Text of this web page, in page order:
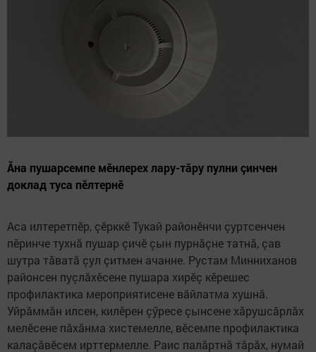
Ăна пушарсемпе мӗнлерех лару-тăру пулни çинчен
доклад туса пӗлтернӗ
Аса илтеретпӗр, çӗрккӗ Тукай районӗнчи çуртсенчен
пӗринче тухнă пушар çичӗ çын пурнăçне татнă, çав
шутра тăватă çул çитмен ачанне. Рустам Минниханов
районсен пуçлăхӗсене пушара хирӗç кӗрешес
профилактика мероприятисене вăйлатма хушнă.
Уйрăммăн илсен, килӗрен çӳресе çынсене хăрушсăрлăх
мелӗсене пăхăнма хистемелле, вӗсемпе профилактика
калаçăвӗсем ирттермелле. Раис палăртнă тăрăх, нумай